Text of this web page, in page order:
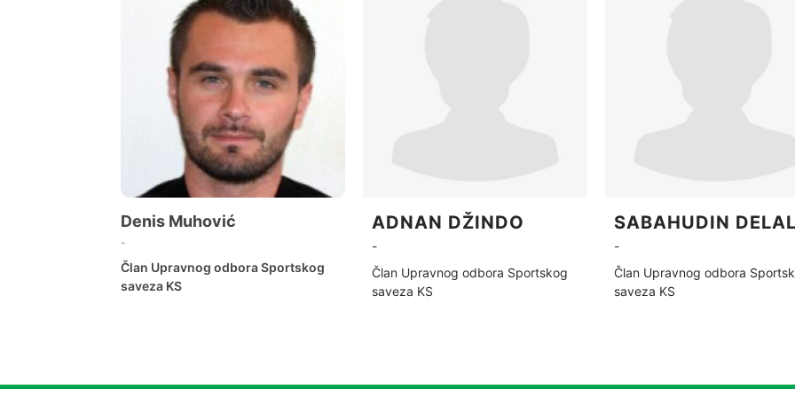
Denis Muhović
-
Član Upravnog odbora Sportskog
saveza KS
ADNAN DŽINDO
-
Član Upravnog odbora Sportskog
saveza KS
SABAHUDIN
-
Član Upravnog odbora
saveza KS